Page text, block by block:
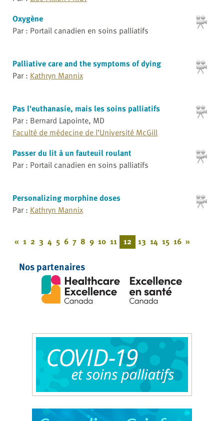
Oxygène
Par : Portail canadien en soins palliatifs
Palliative care and the symptoms of dying
Par : Kathryn Mannix
Pas l'euthanasie, mais les soins palliatifs
Par : Bernard Lapointe, MD
Faculté de médecine de l’Université McGill
Passer du lit à un fauteuil roulant
Par : Portail canadien en soins palliatifs
Personalizing morphine doses
Par : Kathryn Mannix
« 1 2 3 4 5 6 7 8 9 10 11 12 13 14 15 16 »
Nos partenaires